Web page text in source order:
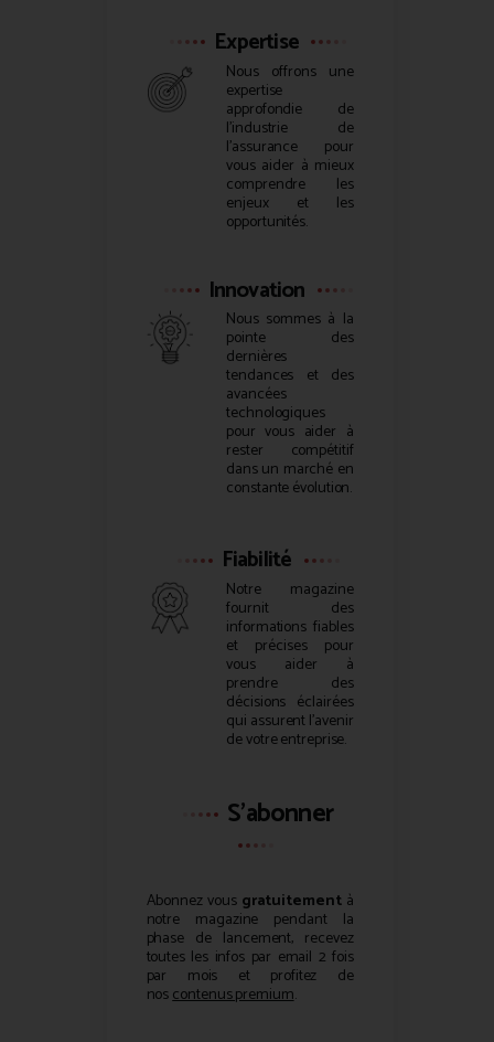
Expertise
Nous offrons une
expertise
approfondie de
l’industrie de
l’assurance pour
vous aider à mieux
comprendre les
enjeux et les
opportunités.
Innovation
Nous sommes à la
pointe des
dernières
tendances et des
avancées
technologiques
pour vous aider à
rester compétitif
dans un marché en
constante évolution.
Fiabilité
Notre magazine
fournit des
informations fiables
et précises pour
vous aider à
prendre des
décisions éclairées
qui assurent l’avenir
de votre entreprise.
S'abonner
Abonnez vous gratuitementà
notre magazine pendant la
phase de lancement, recevez
toutes les infos par email 2 fois
par mois et profitez de
noscontenus premium.